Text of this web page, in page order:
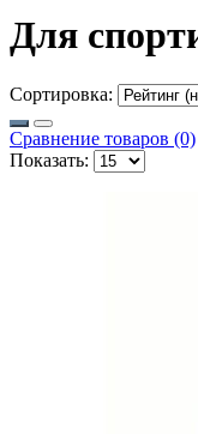
Для
Сортировка:
Сравнение товаров (0)
Показать: